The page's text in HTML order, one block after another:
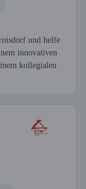
und helfe
innovativen
kollegialen